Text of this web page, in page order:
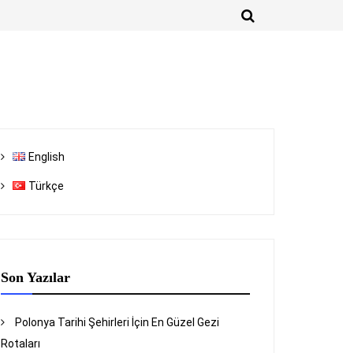
English
Türkçe
Son Yazılar
Polonya Tarihi Şehirleri İçin En Güzel Gezi
Rotaları